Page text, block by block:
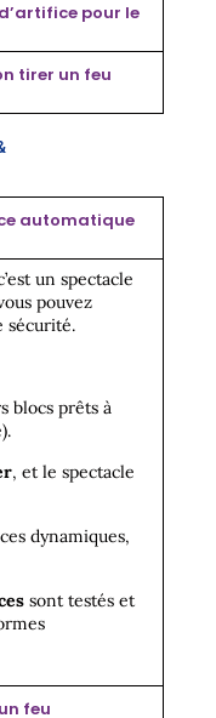
pour le
tirer un feu
automatique
un spectacle
pouvez
sécurité.
blocs prêts à
, et le spectacle
dynamiques,
sont testés et
feu